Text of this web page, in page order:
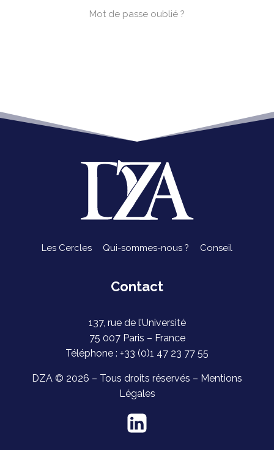
Mot de passe oublié ?
Les Cercles Qui-sommes-nous ? Conseil
Contact
137, rue de l’Université
75 007 Paris – France
Téléphone : +33 (0)1 47 23 77 55
DZA © 2026 – Tous droits réservés – Mentions
Légales